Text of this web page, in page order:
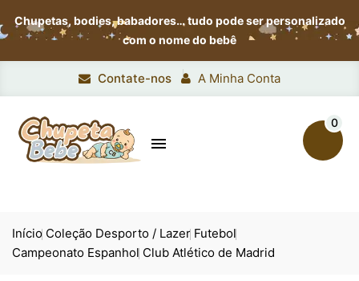
Chupetas, bodies, babadores…tudo pode ser personalizado
com o nome do bebê
Contate-nos A Minha Conta

0
Início Coleção Desporto / Lazer Futebol
Campeonato Espanhol Club Atlético de Madrid